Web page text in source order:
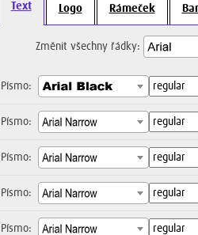
Text Logo Rámeček
Změnit všechny řádky:
Písmo:
Písmo:
Písmo:
Písmo:
Písmo: